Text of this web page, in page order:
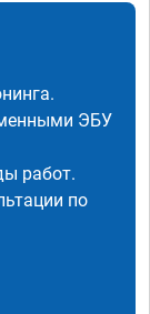
ЭБУ
работ.
по